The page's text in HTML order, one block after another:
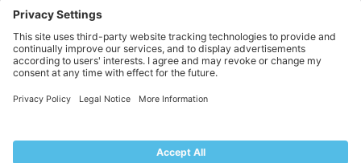
Partner Program
COMMUNITY